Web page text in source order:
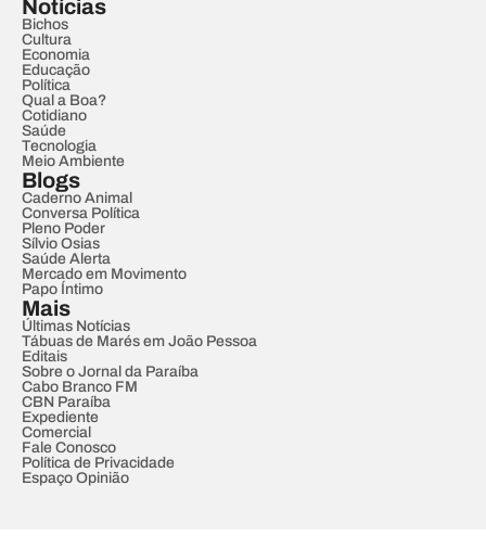
Notícias
Bichos
Cultura
Economia
Educação
Política
Qual a Boa?
Cotidiano
Saúde
Tecnologia
Meio Ambiente
Blogs
Caderno Animal
Conversa Política
Pleno Poder
Sílvio Osias
Saúde Alerta
Mercado em Movimento
Papo Íntimo
Mais
Últimas Notícias
Tábuas de Marés em João Pessoa
Editais
Sobre o Jornal da Paraíba
Cabo Branco FM
CBN Paraíba
Expediente
Comercial
Fale Conosco
Política de Privacidade
Espaço Opinião